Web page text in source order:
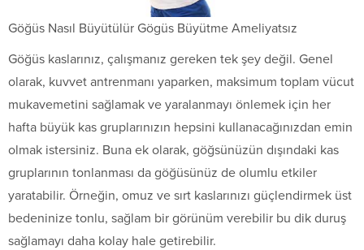
Göğüs Nasıl Büyütülür Gögüs Büyütme Ameliyatsız
Göğüs kaslarınız, çalışmanız gereken tek şey değil. Genel
olarak, kuvvet antrenmanı yaparken, maksimum toplam vücut
mukavemetini sağlamak ve yaralanmayı önlemek için her
hafta büyük kas gruplarınızın hepsini kullanacağınızdan emin
olmak istersiniz. Buna ek olarak, göğsünüzün dışındaki kas
gruplarının tonlanması da göğüsünüz de olumlu etkiler
yaratabilir. Örneğin, omuz ve sırt kaslarınızı güçlendirmek üst
bedeninize tonlu, sağlam bir görünüm verebilir bu dik duruş
sağlamayı daha kolay hale getirebilir.